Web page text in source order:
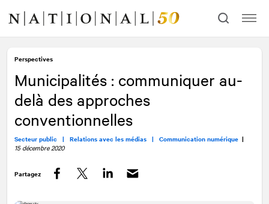
contenu
navigation
Perspectives
Municipalités : communiquer au-
delà des approches
conventionnelles
Secteur public | Relations avec les médias | Communication numérique |
15 décembre 2020
Partagez